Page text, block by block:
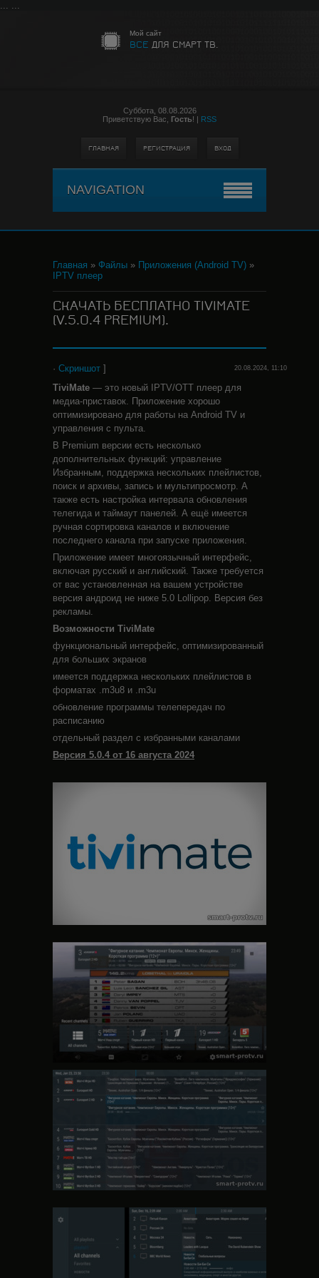
... ...
Мой сайт
ВСЕ ДЛЯ СМАРТ ТВ.
Суббота, 08.08.2026
Приветствую Вас
Гость! | RSS
ГЛАВНАЯ РЕГИСТРАЦИЯ ВХОД
NAVIGATION
Главная » Файлы » Приложения (Android TV) »
IPTV плеер
СКАЧАТЬ БЕСПЛАТНО TIVIMATE
(V.5.0.4 PREMIUM).
· Скриншот ] 20.08.2024, 11:10
TiviMate — это новый IPTV/OTT плеер для
медиа-приставок. Приложение хорошо
оптимизировано для работы на Android TV и
управления с пульта.
В Premium версии есть несколько
дополнительных функций: управление
Избранным, поддержка нескольких плейлистов,
поиск и архивы, запись и мультипросмотр. А
также есть настройка интервала обновления
телегида и таймаут панелей. А ещё имеется
ручная сортировка каналов и включение
последнего канала при запуске приложения.
Приложение имеет многоязычный интерфейс,
включая русский и английский. Также требуется
от вас установленная на вашем устройстве
версия андроид не ниже 5.0 Lollipop. Версия без
рекламы.
Возможности TiviMate
функциональный интерфейс, оптимизированный
для больших экранов
имеется поддержка нескольких плейлистов в
форматах .m3u8 и .m3u
обновление программы телепередач по
расписанию
отдельный раздел с избранными каналами
Версия 5.0.4 от 16 августа 2024